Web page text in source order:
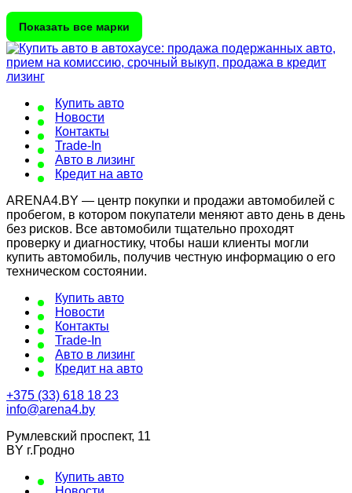
Показать все марки
Купить авто
Новости
Контакты
Trade-In
Авто в лизинг
Кредит на авто
ARENA4.BY — центр покупки и продажи автомобилей с
пробегом, в котором покупатели меняют авто день в день
без рисков. Все автомобили тщательно проходят
проверку и диагностику, чтобы наши клиенты могли
купить автомобиль, получив честную информацию о его
техническом состоянии.
Купить авто
Новости
Контакты
Trade-In
Авто в лизинг
Кредит на авто
+375 (33) 618 18 23
info@arena4.by
Румлевский проспект, 11
BY г.Гродно
Купить авто